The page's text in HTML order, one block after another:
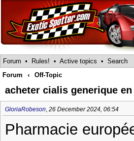
Forum • Rules! • Active topics • Search
Forum
‹ Off-Topic
acheter cialis generique
GloriaRobeson, 26 December 2024, 06:54
Pharmacie